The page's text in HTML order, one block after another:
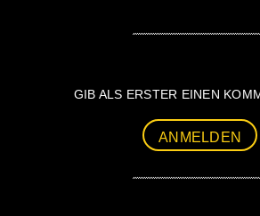
GIB ALS ERSTER EINEN
ANMELDEN